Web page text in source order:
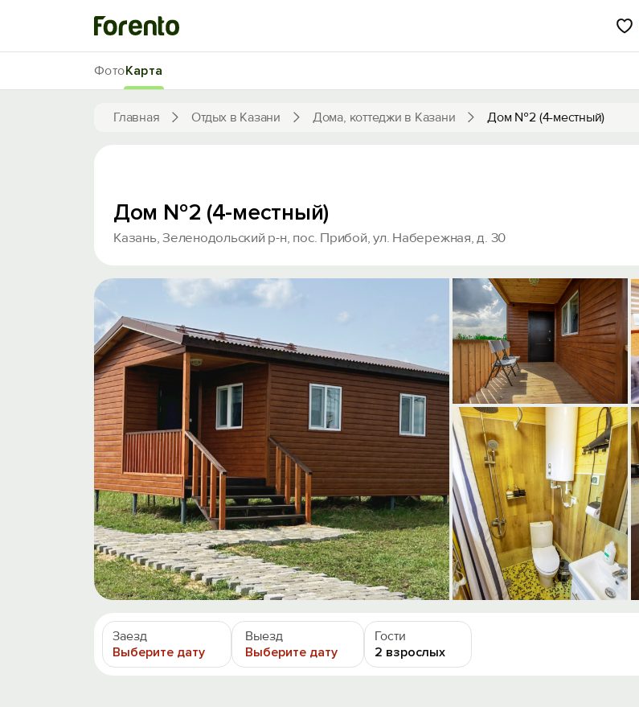
Главная Отдых в Казани Дома, коттеджи в Казани Дом №2 (4-местный)
ФотоКарта
Дом №2 (4-местный)
Казань, Зеленодольский р-н, пос. Прибой, ул. Набережная, д. 30
Заезд
Выберите дату
Выезд
Выберите дату
Гости
2 взрослых